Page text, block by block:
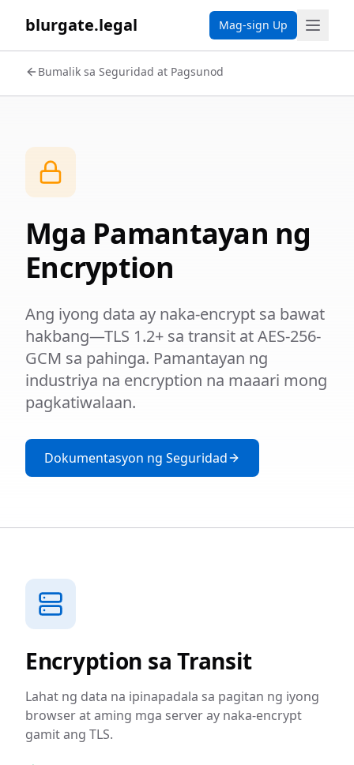
blurgate.legal Mag-sign Up
Bumalik sa Seguridad at Pagsunod
Mga Pamantayan ng
Encryption
Ang iyong data ay naka-encrypt sa bawat
hakbang—TLS 1.2+ sa transit at AES-256-
GCM sa pahinga. Pamantayan ng
industriya na encryption na maaari mong
pagkatiwalaan.
Dokumentasyon ng Seguridad
Encryption sa Transit
Lahat ng data na ipinapadala sa pagitan ng iyong
browser at aming mga server ay naka-encrypt
gamit ang TLS.